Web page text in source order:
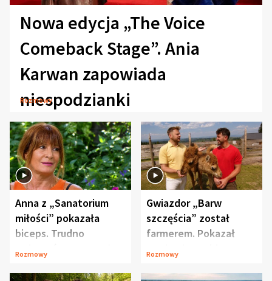
Nowa edycja „The Voice
Comeback Stage”. Ania
Karwan zapowiada
niespodzianki
Rozmowy
Anna z „Sanatorium
miłości” pokazała
biceps. Trudno
uwierzyć, co przeszła
Rozmowy
Gwiazdor „Barw
szczęścia” został
farmerem. Pokazał
swoje niezwykłe
Rozmowy